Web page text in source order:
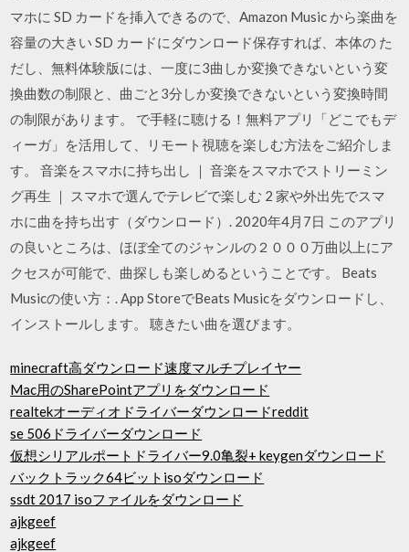
マホに SD カードを挿入できるので、Amazon Music から楽曲を
容量の大きい SD カードにダウンロード保存すれば、本体の た
だし、無料体験版には、一度に3曲しか変換できないという変
換曲数の制限と、曲ごと3分しか変換できないという変換時間
の制限があります。 で手軽に聴ける！無料アプリ「どこでもデ
ィーガ」を活用して、リモート視聴を楽しむ方法をご紹介しま
す。 音楽をスマホに持ち出し ｜ 音楽をスマホでストリーミン
グ再生 ｜ スマホで選んでテレビで楽しむ 2 家や外出先でスマ
ホに曲を持ち出す（ダウンロード）. 2020年4月7日 このアプリ
の良いところは、ほぼ全てのジャンルの２０００万曲以上にア
クセスが可能で、曲探しも楽しめるということです。 Beats
Musicの使い方：. App StoreでBeats Musicをダウンロードし、
インストールします。 聴きたい曲を選びます。
minecraft高ダウンロード速度マルチプレイヤー
Mac用のSharePointアプリをダウンロード
realtekオーディオドライバーダウンロードreddit
se 506ドライバーダウンロード
仮想シリアルポートドライバー9.0亀裂+ keygenダウンロード
バックトラック64ビットisoダウンロード
ssdt 2017 isoファイルをダウンロード
ajkgeef
ajkgeef